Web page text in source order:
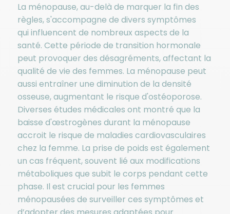
La ménopause, au-delà de marquer la fin des
règles, s'accompagne de divers symptômes
qui influencent de nombreux aspects de la
santé. Cette période de transition hormonale
peut provoquer des désagréments, affectant la
qualité de vie des femmes. La ménopause peut
aussi entraîner une diminution de la densité
osseuse, augmentant le risque d'ostéoporose.
Diverses études médicales ont montré que la
baisse d'œstrogènes durant la ménopause
accroit le risque de maladies cardiovasculaires
chez la femme. La prise de poids est également
un cas fréquent, souvent lié aux modifications
métaboliques que subit le corps pendant cette
phase. Il est crucial pour les femmes
ménopausées de surveiller ces symptômes et